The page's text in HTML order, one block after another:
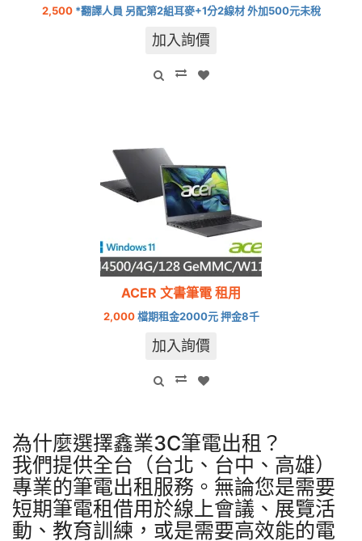
2,500*翻譯人員 另配第2組耳麥+1分2線材 外加500元未稅
加入詢價
ACER 文書筆電 租用
2,000檔期租金2000元 押金8千
加入詢價
為什麼選擇鑫業3C筆電出租？
我們提供全台（台北、台中、高雄）
專業的筆電出租服務。無論您是需要
短期筆電租借用於線上會議、展覽活
動、教育訓練，或是需要高效能的電